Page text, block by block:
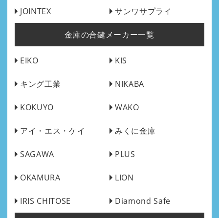
JOINTEX サンワサプライ
金庫の合鍵メーカー一覧
EIKO KIS
キング工業 NIKABA
KOKUYO WAKO
アイ・エス・ケイ みくに金庫
SAGAWA PLUS
OKAMURA LION
IRIS CHITOSE Diamond Safe